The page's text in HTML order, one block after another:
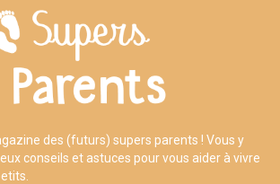
des (futurs) supers parents ! Vous y
conseils et astuces pour vous aider à vivre